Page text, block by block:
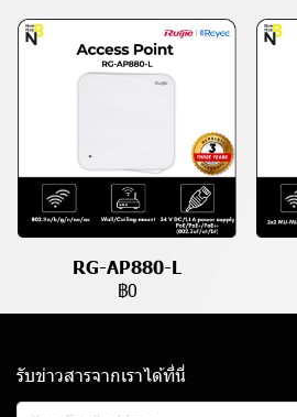
RG-AP880-L
฿0
รับข่าวสารจากเราได้ที่นี่